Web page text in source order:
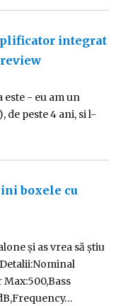
integrat
review
este - eu am un
de peste 4 ani, si l-
boxele cu
și as vrea să știu